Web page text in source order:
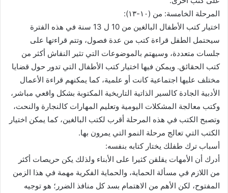
المرحلة الخامسة: من (١٠-١٣):
اختيار كتب الأطفال البالغين من 10 ل 13 سنة في هذه الفترة
سيحتمل الطفل قراءة كتب من عدة فصول، وتتم قراءتها على
جلسات متعددة، وسيهتم بالموضوعات التي تثير النقاش أكثر من
كتب الحقائق. ويمكن فيها اختيار كتب الأطفال التي تدور حول قضايا
مختلف عليها اجتماعية كانت أو علمية، كما يمكنهم قراءة الأعمال
الأدبية الجادة كالسير الذاتية التاريخية المكتوبة بشكل واقعي مباشر،
وكتب معالجة المشكلات اليومية وتعليم المهارات كالنجارة والنحت،
وتصبح الكتب في هذه المرحلة أقرب لكتب البالغين، كما يمكن اختيار
الكتب التي تعالج مرحلة النمو التي يمرون بها.
أسباب ترك طفلك يختار كتابه بنفسه:
أدرك أن الأمهات يقلقن كثيرا على الأبناء ولذلك يكن حريصات أكثر
من اللازم في مسألة الحماية، والحماية الفكرية مهمة في هذا الزمن
المفتوح، لكن الأهم من الاهتمام بسد كل منافذ الضرر؛ هو توجيه